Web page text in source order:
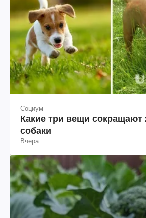
Социум
Какие три вещи сокращают
собаки
Вчера